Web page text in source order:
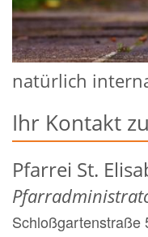
natürlich
Ihr Kontakt
Pfarrei St.
Schloßgartenstraße